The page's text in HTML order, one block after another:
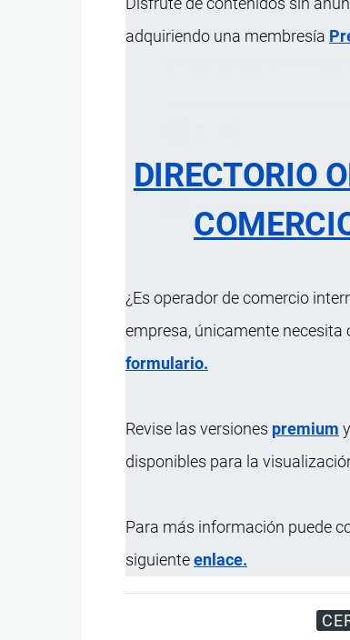
adquiriendo una membresía
DIRECTORIO
¿Es operador de comercio
empresa, únicamente necesita
formulario.
Revise las versiones premium
disponibles para la
Para más información puede
siguienteenlace.
Unidades operativas